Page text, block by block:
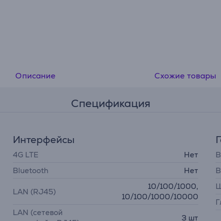
Описание Схожие товары
Спецификация
Интерфейсы
4G LTE
Нет
Bluetooth
Нет
LAN (RJ45)
10/100/1000,
10/100/1000/10000
LAN (сетевой
3 шт